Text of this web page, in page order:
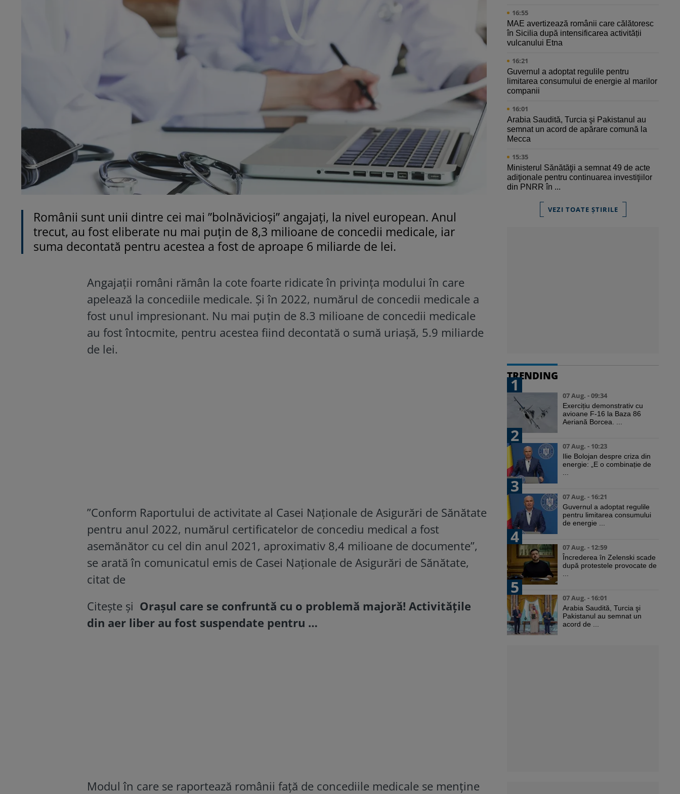
Românii sunt unii dintre cei mai ”bolnăvicioși” angajați, la nivel european. Anul
trecut, au fost eliberate nu mai puțin de 8,3 milioane de concedii medicale, iar
suma decontată pentru acestea a fost de aproape 6 miliarde de lei.
Angajații români rămân la cote foarte ridicate în privința modului în care
apelează la concediile medicale. Și în 2022, numărul de concedii medicale a
fost unul impresionant. Nu mai puțin de 8.3 milioane de concedii medicale
au fost întocmite, pentru acestea fiind decontată o sumă uriașă, 5.9 miliarde
de lei.
”Conform Raportului de activitate al Casei Naţionale de Asigurări de Sănătate
pentru anul 2022, numărul certificatelor de concediu medical a fost
asemănător cu cel din anul 2021, aproximativ 8,4 milioane de documente”,
se arată în comunicatul emis de Casei Naţionale de Asigurări de Sănătate,
citat de
Citește și Orașul care se confruntă cu o problemă majoră! Activitățile
din aer liber au fost suspendate pentru …
Modul în care se raportează românii față de concediile medicale se menține
16:55
MAE avertizează românii care călătoresc
în Sicilia după intensificarea activității
vulcanului Etna
16:21
Guvernul a adoptat regulile pentru
limitarea consumului de energie al marilor
companii
16:01
Arabia Saudită, Turcia şi Pakistanul au
semnat un acord de apărare comună la
Mecca
15:35
Ministerul Sănătăţii a semnat 49 de acte
adiţionale pentru continuarea investiţiilor
din PNRR în ...
VEZI TOATE ȘTIRILE
TRENDING
1
07 Aug. - 09:34
Exercițiu demonstrativ cu
avioane F-16 la Baza 86
Aeriană Borcea. ...
2
07 Aug. - 10:23
Ilie Bolojan despre criza din
energie: „E o combinație de
3
07 Aug. - 16:21
Guvernul a adoptat regulile
pentru limitarea consumului
de energie ...
4
07 Aug. - 12:59
Încrederea în Zelenski scade
după protestele provocate de
5
07 Aug. - 16:01
Arabia Saudită, Turcia şi
Pakistanul au semnat un
acord de ...